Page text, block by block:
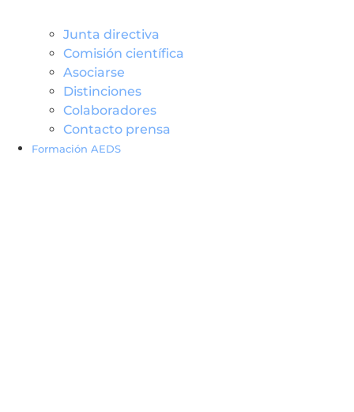
Junta directiva
Comisión científica
Asociarse
Distinciones
Colaboradores
Contacto prensa
Formación AEDS